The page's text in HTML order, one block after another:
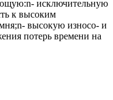
исключительную
к высоким
высокую износо- и
потерь времени на